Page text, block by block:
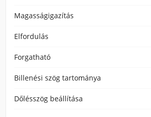
Magasságigazítás
Elfordulás
Forgatható
Billenési szög tartománya
Dőlésszög beállítása